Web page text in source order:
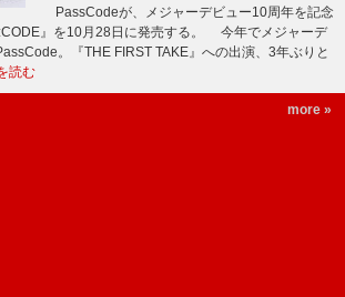
PassCodeが、メジャーデビュー10周年を記念
』を10月28日に発売する。 今年でメジャーデ
。『THE FIRST TAKE』への出演、3年ぶりと
読む
more »